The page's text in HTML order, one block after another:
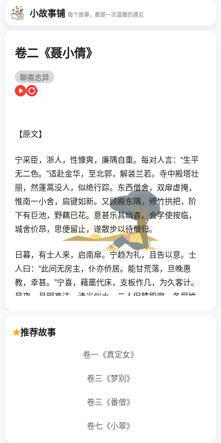
小故事铺 每个故事，都是一次温暖的遇见
卷二《聂小倩》
聊斋志异
【原文】
宁采臣，浙人，性慷爽，廉隅自重。每对人言：“生平
无二色。”适赴金华，至北郭，解装兰若。寺中殿塔壮
丽，然蓬蒿没人，似绝行踪。东西僧舍，双扉虚掩，
惟南一小舍，扃键如新。又顾殿东隅，修竹拱把，阶
下有巨池，野藕已花。意甚乐其幽杳。会学使按临，
城舍价昂，思便留止，遂散步以待僧归。
日暮，有士人来，启南扉。宁趋为礼，且告以意。士
人曰：“此间无房主，仆亦侨居。能甘荒落，旦晚惠
教，幸甚。”宁喜，藉藁代床，支板作几，为久客计。
是夜，月明高洁，清光似水，二人促膝殿廊，各展姓
既而相对词竭，遂拱别归寝。
北壁石窗下，微窥之。见短墙外一小院落，有妇可四
月下。妇曰：“小倩何久不来？”媪云：“殆好至矣。”妇
推荐故事
卷一《真定女》
卷三《梦别》
卷三《番僧》
卷七《小翠》